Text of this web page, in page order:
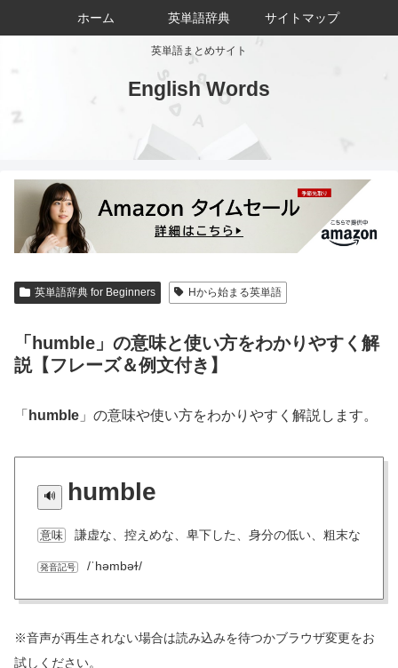
英単語まとめサイト
English Words
ホーム 英単語辞典 サイトマップ
英単語辞典 for Beginners Hから始まる英単語
「humble」の意味と使い方をわかりやすく解
説【フレーズ＆例文付き】
「 humble 」の意味や使い方をわかりやすく解説します。
humble
意味 謙虚な、控えめな、卑下した、身分の低い、粗末な
発音記号 /ˈhəmbəɫ/
※音声が再生されない場合は読み込みを待つかブラウザ変更をお
試しください。